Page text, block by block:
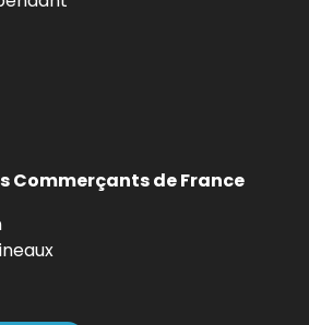
Commerçants de France